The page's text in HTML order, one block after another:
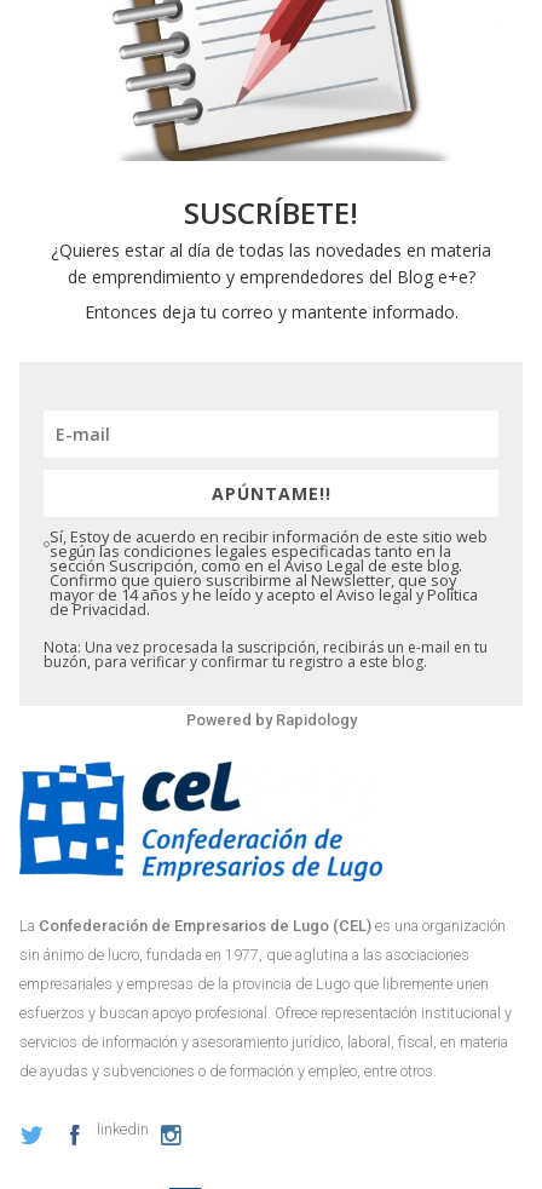
SUSCRÍBETE!
¿Quieres estar al día de todas las novedades en materia
de emprendimiento y emprendedores del Blog e+e?
Entonces deja tu correo y mantente informado.
APÚNTAME!!
Sí, Estoy de acuerdo en recibir información de este sitio web
según las condiciones legales especificadas tanto en la
sección Suscripción, como en el Aviso Legal de este blog.
Confirmo que quiero suscribirme al Newsletter, que soy
mayor de 14 años y he leído y acepto el Aviso legal y Política
de Privacidad.
Nota: Una vez procesada la suscripción, recibirás un e-mail en tu
buzón, para verificar y confirmar tu registro a este blog.
Powered by Rapidology
La Confederación de Empresarios de Lugo (CEL) es una organización
sin ánimo de lucro, fundada en 1977, que aglutina a las asociaciones
empresariales y empresas de la provincia de Lugo que libremente unen
esfuerzos y buscan apoyo profesional. Ofrece representación institucional y
servicios de información y asesoramiento jurídico, laboral, fiscal, en materia
de ayudas y subvenciones o de formación y empleo, entre otros.
linkedin